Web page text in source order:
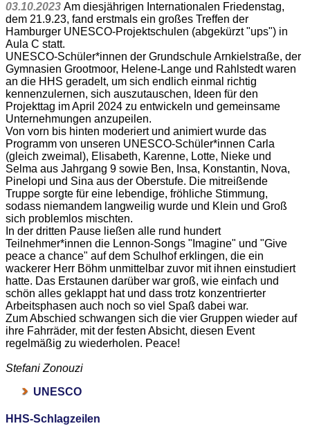
03.10.2023 Am diesjährigen Internationalen Friedenstag,
dem 21.9.23, fand erstmals ein großes Treffen der
Hamburger UNESCO-Projektschulen (abgekürzt "ups") in
Aula C statt.
UNESCO-Schüler*innen der Grundschule Arnkielstraße, der
Gymnasien Grootmoor, Helene-Lange und Rahlstedt waren
an die HHS geradelt, um sich endlich einmal richtig
kennenzulernen, sich auszutauschen, Ideen für den
Projekttag im April 2024 zu entwickeln und gemeinsame
Unternehmungen anzupeilen.
Von vorn bis hinten moderiert und animiert wurde das
Programm von unseren UNESCO-Schüler*innen Carla
(gleich zweimal), Elisabeth, Karenne, Lotte, Nieke und
Selma aus Jahrgang 9 sowie Ben, Insa, Konstantin, Nova,
Pinelopi und Sina aus der Oberstufe. Die mitreißende
Truppe sorgte für eine lebendige, fröhliche Stimmung,
sodass niemandem langweilig wurde und Klein und Groß
sich problemlos mischten.
In der dritten Pause ließen alle rund hundert
Teilnehmer*innen die Lennon-Songs "Imagine" und "Give
peace a chance" auf dem Schulhof erklingen, die ein
wackerer Herr Böhm unmittelbar zuvor mit ihnen einstudiert
hatte. Das Erstaunen darüber war groß, wie einfach und
schön alles geklappt hat und dass trotz konzentrierter
Arbeitsphasen auch noch so viel Spaß dabei war.
Zum Abschied schwangen sich die vier Gruppen wieder auf
ihre Fahrräder, mit der festen Absicht, diesen Event
regelmäßig zu wiederholen. Peace!
Stefani Zonouzi
UNESCO
HHS-Schlagzeilen